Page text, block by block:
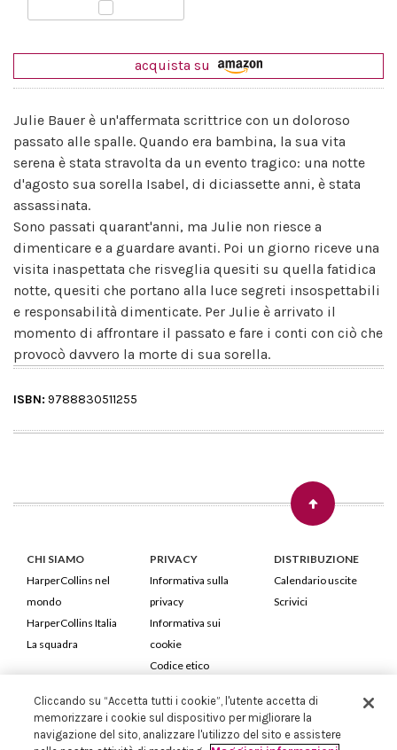
acquista su
Julie Bauer è un'affermata scrittrice con un doloroso
passato alle spalle. Quando era bambina, la sua vita
serena è stata stravolta da un evento tragico: una notte
d'agosto sua sorella Isabel, di diciassette anni, è stata
assassinata.
Sono passati quarant'anni, ma Julie non riesce a
dimenticare e a guardare avanti. Poi un giorno riceve una
visita inaspettata che risveglia quesiti su quella fatidica
notte, quesiti che portano alla luce segreti insospettabili
e responsabilità dimenticate. Per Julie è arrivato il
momento di affrontare il passato e fare i conti con ciò che
provocò davvero la morte di sua sorella.
ISBN: 9788830511255
CHI SIAMO
HarperCollins nel
mondo
HarperCollins Italia
La squadra
PRIVACY
Informativa sulla
privacy
Informativa sui
cookie
Codice etico
DISTRIBUZIONE
Calendario uscite
Scrivici
HarperCollins Italia S.p.A. Viale Monte Nero, 84 - 20135 Milano
Cod. Fiscale e P.IVA 05946780151 - Capitale Sociale 258.250 €
Cliccando su “Accetta tutti i cookie”, l'utente accetta di
memorizzare i cookie sul dispositivo per migliorare la
navigazione del sito, analizzare l'utilizzo del sito e assistere